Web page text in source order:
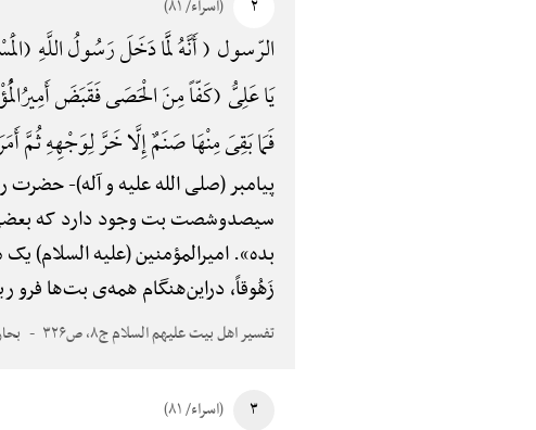
۲ (اسراء/ ۸۱)
الرّسول ( أَنَّهُ لَمَّا دَخَلَ رَسُولُ اللَّهِ
یَا عَلِیُّ (کَفّاً مِنَ الْحَصَی فَقَبَضَ
فَمَا بَقِیَ مِنْهَا صَنَمٌ إِلَّا خَرَّ لِوَجْهِهِ
پیامبر (صلی الله علیه و آله)-حضرت
سیصدوشصت بت وجود دارد که بعضی
بده». امیرالمؤمنین (علیه السلام)
زَهُوقاً، دراین‌هنگام همه‌ی بت‌ها فرو
تفسیر اهل بیت علیهم السلام ج۸، ص۳۲۶ بحارالأنوار،
۳ (اسراء/ ۸۱)